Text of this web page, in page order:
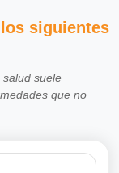
siguientes
suele
que no